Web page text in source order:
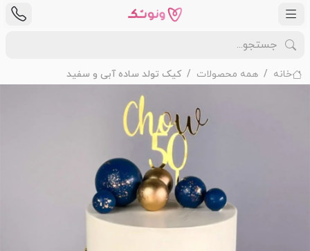
خانه همه محصولات کیک تولد ساده آبی و سفید